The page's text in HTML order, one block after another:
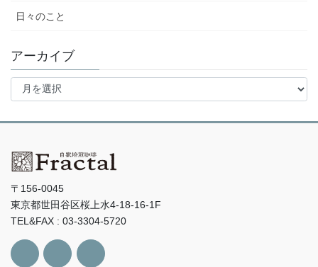
日々のこと
アーカイブ
ア
イ
〒156-0045
東京都世田谷区桜上水4-18-16-1F
TEL&FAX : 03-3304-5720